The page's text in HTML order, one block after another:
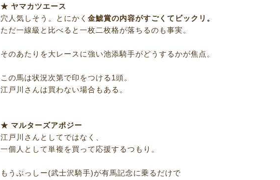
★ ヤマカツエース
穴人気しそう。とにかく金鯱賞の内容がすごくてビックリ。
ただ一線級と比べると一枚二枚格が落ちるのも事実。
そのあたりを大レースに強い池添騎手がどうするかが焦点。
この馬は状況次第で印をつける1頭。
江戸川さんは買わない場合もある。
★ マルターズアポジー
江戸川さんとしてではなく、
一個人として単複を買って応援するつもり。
もうぶっしー(武士沢騎手)が有馬記念に乗るだけで